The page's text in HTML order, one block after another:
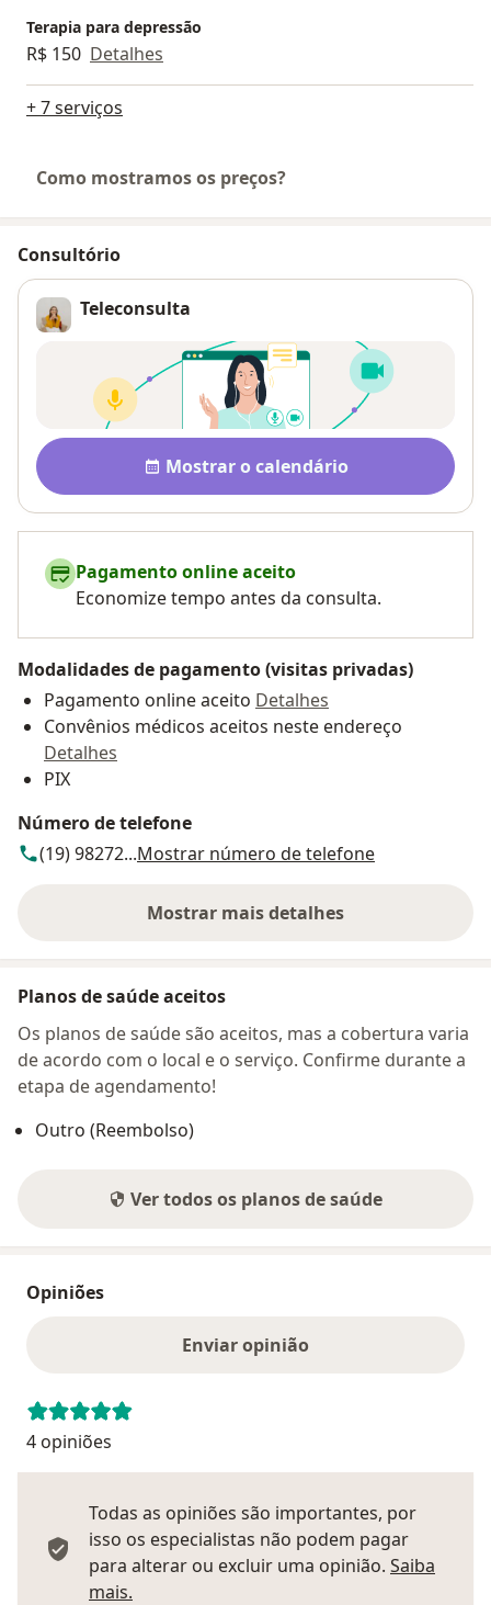
Terapia para depressão
R$ 150 Detalhes
+ 7 serviços
Como mostramos os preços?
Consultório
Teleconsulta
Disponibilidade
Mostrar o calendário
Pagamento online aceito
Economize tempo antes da consulta.
Modalidades de pagamento (visitas privadas)
Pagamento online aceito Detalhes
Convênios médicos aceitos neste endereço
Detalhes
PIX
Número de telefone
(19) 98272...Mostrar número de telefone
Mostrar mais detalhes
sobre o endereço
Planos de saúde aceitos
Os planos de saúde são aceitos, mas a cobertura varia
de acordo com o local e o serviço. Confirme durante a
etapa de agendamento!
Outro (Reembolso)
Ver todos os planos de saúde
Opiniões
Enviar opinião
4 opiniões
Todas as opiniões são importantes, por
isso os especialistas não podem pagar
para alterar ou excluir uma opinião. Saiba
mais.